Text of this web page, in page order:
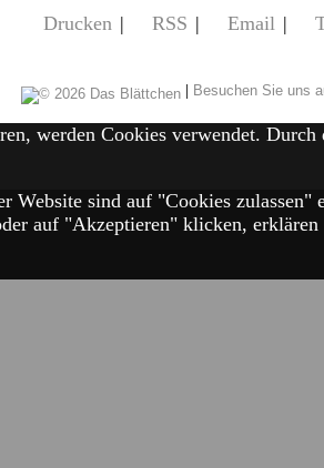
Drucken | RSS | Email |
| Besuchen Sie uns
werden Cookies verwendet.
Website sind auf "Cookies
auf "Akzeptieren" klicken, erklären